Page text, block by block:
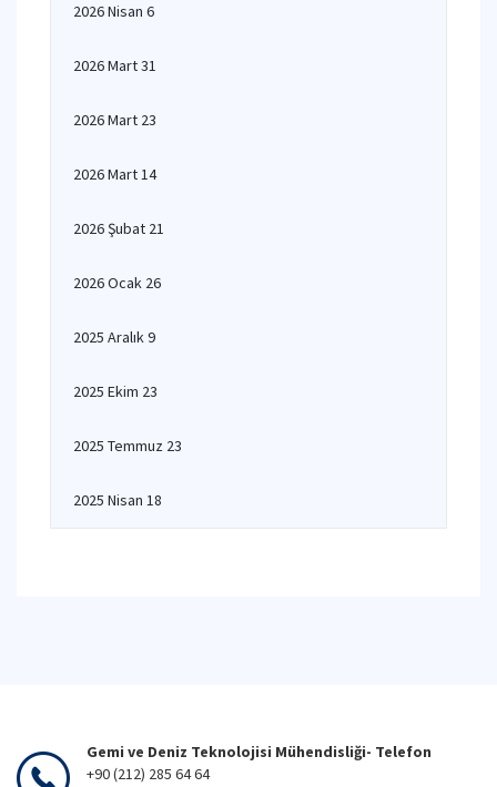
2026 Nisan 6
2026 Mart 31
2026 Mart 23
2026 Mart 14
2026 Şubat 21
2026 Ocak 26
2025 Aralık 9
2025 Ekim 23
2025 Temmuz 23
2025 Nisan 18
Gemi ve Deniz Teknolojisi Mühendisliği- Telefon
+90 (212) 285 64 64